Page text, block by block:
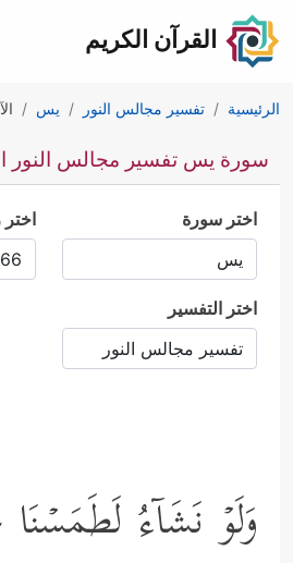
القرآن الكريم
الرئيسية تفسير مجالس النور يس
سورة يس تفسير مجالس النور
اختر سورة اختر
اختر التفسير
وَلَوۡ نَشَاۤءُ